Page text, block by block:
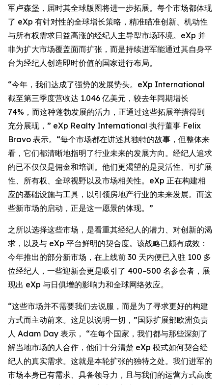
军卢森堡，届时其全球版图将进一步拓展。每个市场都体现
了 eXp 有针对性的全球增长策略，精准瞄准创新、机动性
与所有权需求日益高涨的经纪人主导型市场环境。eXp 并
非为扩大市场覆盖面而扩张，而是持续进军能通过其自身平
台为经纪人创造即时价值的国家进行布局。
“今年，我们达成了强势的发展势头。eXp International
截至第三季度营收达 1.046 亿美元，较去年同期增长
74%，而这种蓬勃发展的活力，正通过这些拓展举措得到
充分展现，” eXp Realty International 执行董事 Felix
Bravo 表示。“每个市场都在讲述其独特的故事，但整体来
看，它们都清晰地指明了行业未来的发展方向。经纪人追求
的已不仅仅是佣金和培训。他们更渴望的是灵活性、可扩展
性、所有权、全球视野以及市场相关性。eXp 正在构建相
应的基础设施与工具，以引领房地产行业的未来发展。而这
些新市场的启动，正是这一愿景的体现。”
之所以选择这些市场，是看重其经纪人的潜力、对创新的渴
求，以及与 eXp 平台鲜明的契合度。该战略已颇有成效：
今年推出的部分新市场，在上线前 30 天内便已入驻 100 多
位经纪人，一些迎新会更是吸引了 400–500 名参会者，展
现出 eXp 与日俱增的影响力和全球网络效应。
“这些市场并不需要我们去说服，而是为了寻求更好的构建
方式而主动前来。这足以说明一切，”国际扩展部欧洲负责
人 Adam Day 表示， “在每个国家，我们都与那些深刻了
解当地市场的人合作，他们十分清楚 eXp 模式如何契合经
纪人的真实需求。这就是本轮扩张的独特之处。我们进军的
市场本身已有需求、具备领导力，且与我们的运营方式高度